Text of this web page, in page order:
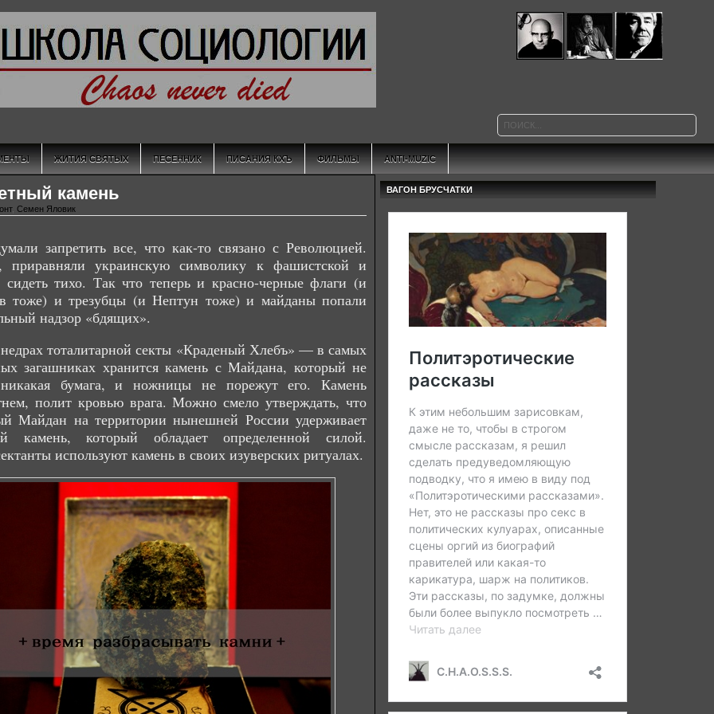
ЖИТИЯ СВЯТЫХ ПЕСЕННИК ПИСАНИЯ КХЪ ФИЛЬМЫ ANTI-MUZIC
камень
, Семен Яловик
запретить все, что как-то связано с Революцией.
приравняли украинскую символику к фашистской и
сидеть тихо. Так что теперь и красно-черные флаги (и
тоже) и трезубцы (и Нептун тоже) и майданы попали
надзор «бдящих».
тоталитарной секты «Краденый Хлебъ» — в самых
загашниках хранится камень с Майдана, который не
никакая бумага, и ножницы не порежут его. Камень
полит кровью врага. Можно смело утверждать, что
Майдан на территории нынешней России удерживает
камень, который обладает определенной силой.
используют камень в своих изуверских ритуалах.
ВАГОН БРУСЧАТКИ